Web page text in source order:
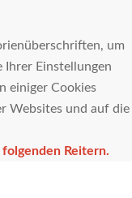
um
Ihrer Einstellungen
einiger Cookies
Websites und auf die
Reitern.